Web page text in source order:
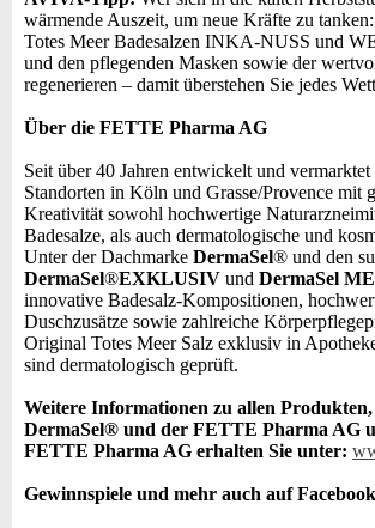
wärmende Auszeit, um neue Kräfte zu
Totes Meer Badesalzen INKA-NUSS und
und den pflegenden Masken sowie der
regenerieren – damit überstehen Sie jedes
Über die FETTE Pharma AG
Seit über 40 Jahren entwickelt und
Standorten in Köln und Grasse/Provence mit
Kreativität sowohl hochwertige
Badesalze, als auch dermatologische und
Unter der Dachmarke DermaSel® und den
DermaSel®EXKLUSIV und DermaSel
innovative Badesalz-Kompositionen,
Duschzusätze sowie zahlreiche
Original Totes Meer Salz exklusiv in
sind dermatologisch geprüft.
Weitere Informationen zu allen
DermaSel® und der FETTE Pharma AG
FETTE Pharma AG erhalten Sie unter:
Gewinnspiele und mehr auch auf